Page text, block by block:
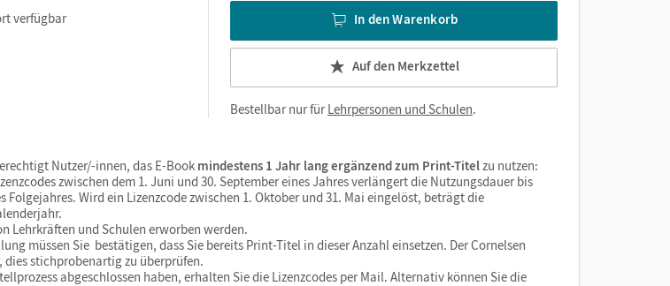
verfügbar In den Warenkorb
Auf den Merkzettel
Bestellbar nur fürLehrpersonen und Schulen.
Nutzer/-innen, das E-Book mindestens 1 Jahr lang ergänzend zum Print-Titelzu nutzen:
zwischen dem 1. Juni und 30. September eines Jahres verlängert die Nutzungsdauer bis
Folgejahres. Wird ein Lizenzcode zwischen 1. Oktober und 31. Mai eingelöst, beträgt die
Lehrkräften und Schulen erworben werden.
müssen Sie bestätigen, dass Sie bereits Print-Titel in dieser Anzahl einsetzen. Der Cornelsen
dies stichprobenartig zu überprüfen.
abgeschlossen haben, erhalten Sie die Lizenzcodes per Mail. Alternativ können Sie die